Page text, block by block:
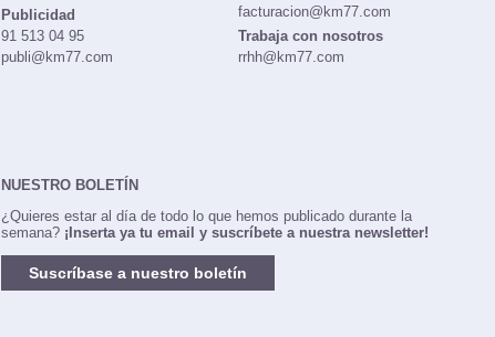
Publicidad
91 513 04 95
publi@km77.com
facturacion@km77.com
Trabaja con nosotros
rrhh@km77.com
NUESTRO BOLETÍN
¿Quieres estar al día de todo lo que hemos publicado durante la
semana? ¡Inserta ya tu email y suscríbete a nuestra newsletter!
Suscríbase a nuestro boletín